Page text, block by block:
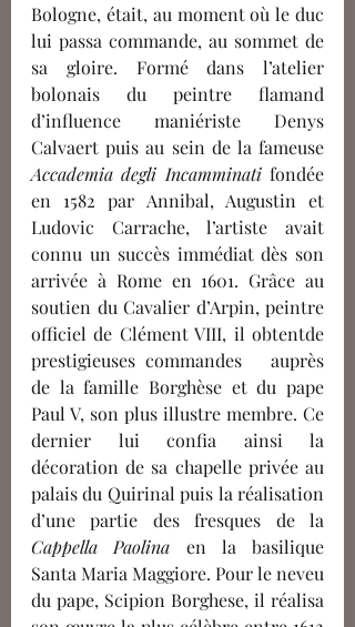
Bologne, était, au moment où le duc
lui passa commande, au sommet de
sa gloire. Formé dans l’atelier
bolonais du peintre flamand
d’influence maniériste Denys
Accademia degli Incamminati fondée
en 1582 par Annibal, Augustin et
Ludovic Carrache, l’artiste avait
connu un succès immédiat dès son
arrivée à Rome en 1601. Grâce au
soutien du Cavalier d’Arpin, peintre
officiel de Clément VIII, il obtentde
prestigieuses commandes   auprès
de la famille Borghèse et du pape
Paul V, son plus illustre membre. Ce
dernier lui confia ainsi la
décoration de sa chapelle privée au
palais du Quirinal puis la réalisation
Cappella Paolina en la basilique
Santa Maria Maggiore. Pour le neveu
du pape, Scipion Borghese, il réalisa